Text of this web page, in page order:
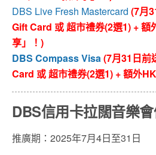
DBS Live Fresh Mastercard (7月
Gift Card 或 超市禮券(2選1) + 額
享」！)
DBS Compass Visa(7月31日前
Card 或 超市禮券(2選1) + 額外
DBS信用卡拉闊音樂
推廣期：2025年7月4日至31日